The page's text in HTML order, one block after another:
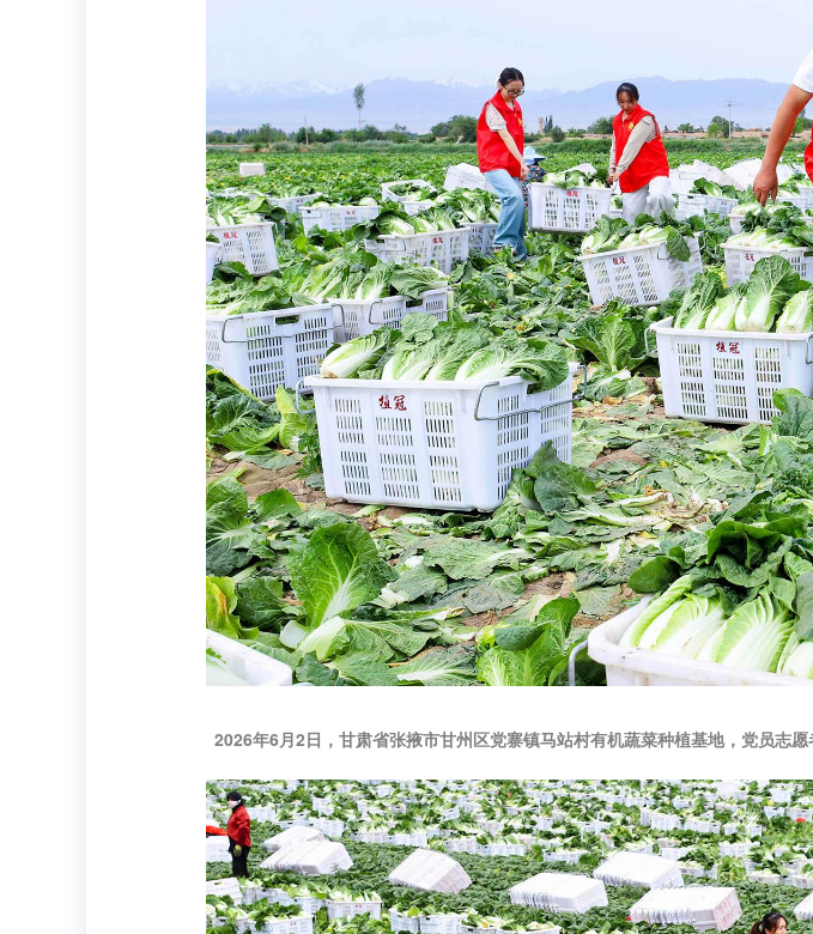
2026年6月2日，甘肃省张掖市甘州区党寨镇马站村有机蔬菜种植基地，党员志